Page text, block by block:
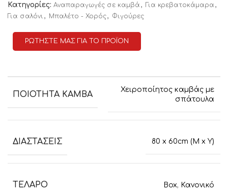
Κατηγορίες: Αναπαραγωγές σε καμβά , Για κρεβατοκάμαρα ,
Για σαλόνι , Μπαλέτο - Χορός, Φιγούρες
ΡΩΤΗΣΤΕ ΜΑΣ ΓΙΑ ΤΟ ΠΡΟΪΟΝ
ΠΟΙΟΤΗΤΑ ΚΑΜΒΑ
Χειροποίητος καμβάς με
σπάτουλα
ΔΙΑΣΤΑΣΕΙΣ 80 x 60cm (M x Y)
ΤΕΛΑΡΟ Box, Κανονικό